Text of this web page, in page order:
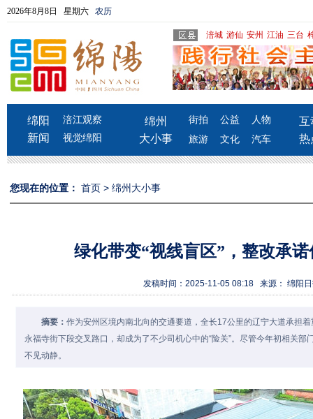
2026年8月8日 星期六 农历
涪城 游仙 安州 江油 三台
绵阳
新闻
涪江观察
视觉绵阳
绵州
大小事
街拍 公益
人物
旅游
文化 汽车
互
热
您现在的位置： 首页 > 绵州大小事
绿化带变“视线盲区”，整改承
发稿时间：2025-11-05 08:18 来源： 绵阳
摘要： 作为安州区境内南北向的交通要道，全长17公里的辽宁大道承担
永福寺街下段交叉路口，却成为了不少司机心中的“险关”。尽管今年初相关部
不见动静。